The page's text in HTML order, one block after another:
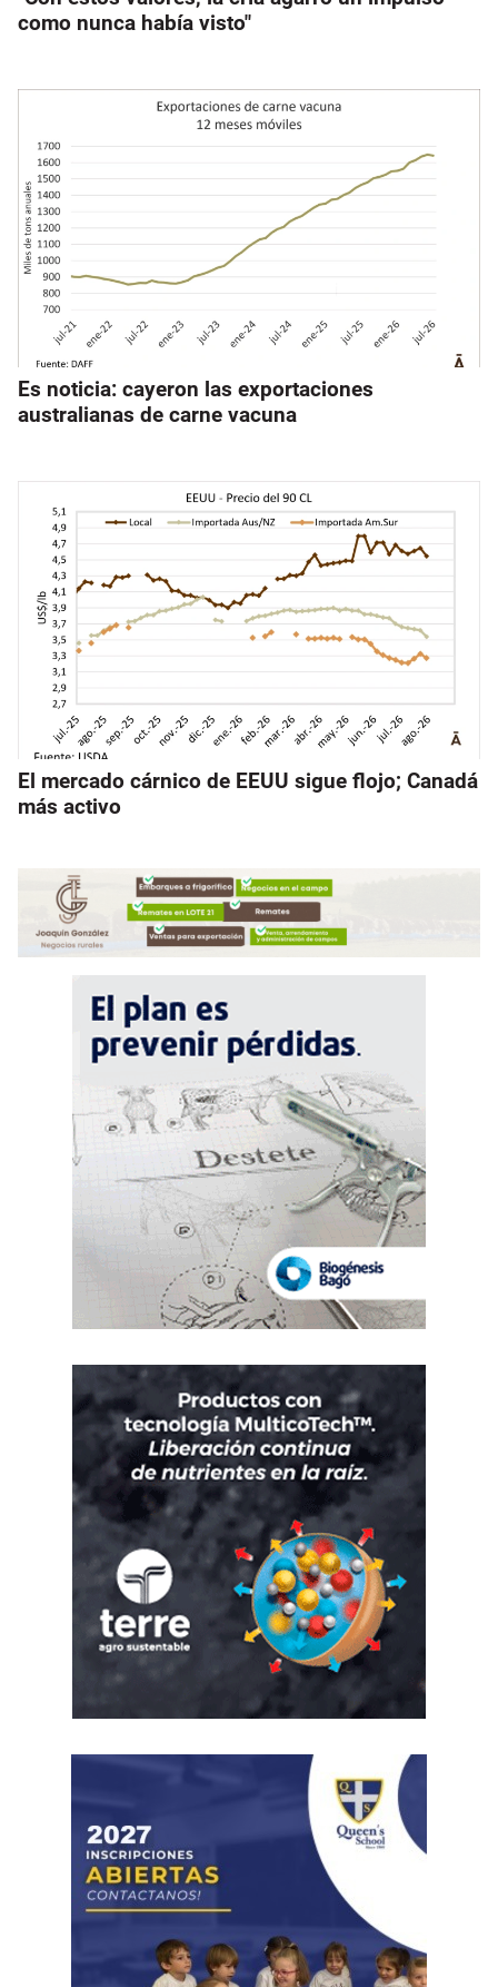
como nunca había visto"
Es noticia: cayeron las exportaciones
australianas de carne vacuna
El mercado cárnico de EEUU sigue flojo; Canadá
más activo